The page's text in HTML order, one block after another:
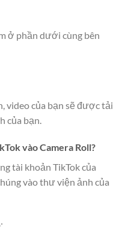
ở phần dưới cùng bên
video của bạn sẽ được tải
của bạn.
vào Camera Roll?
tài khoản TikTok của
vào thư viện ảnh của